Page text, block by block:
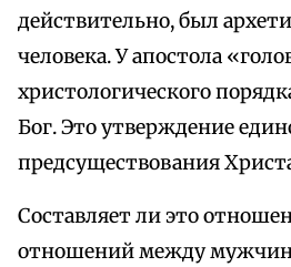
действительно, был
человека. У апостола
христологического
Бог. Это утверждение
предсуществования
Составляет ли это
отношений между